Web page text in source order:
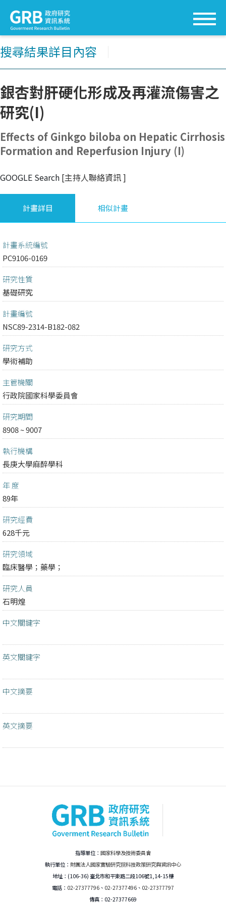
搜尋結果詳目內容
銀杏對肝硬化形成及再灌流傷害之
研究(I)
Effects of Ginkgo biloba on Hepatic Cirrhosis
Formation and Reperfusion Injury (I)
GOOGLE Search [主持人聯絡資訊]
計畫詳目 相似計畫
計畫系統編號
PC9106-0169
研究性質
基礎研究
計畫編號
NSC89-2314-B182-082
研究方式
學術補助
主管機關
行政院國家科學委員會
研究期間
8908 ~ 9007
執行機構
長庚大學麻醉學科
年 度
89年
研究經費
628千元
研究領域
臨床醫學； 藥學；
研究人員
石明煌
中文關鍵字
英文關鍵字
中文摘要
英文摘要
指導單位： 國家科學及技術委員會
執行單位： 財團法人國家實驗研究院科技政策研究與資訊中心
地址：(106-36) 臺北市和平東路二段106號1,14-15樓
電話： 02-27377796 、 02-27377496 、 02-27377797
傳真：02-27377669